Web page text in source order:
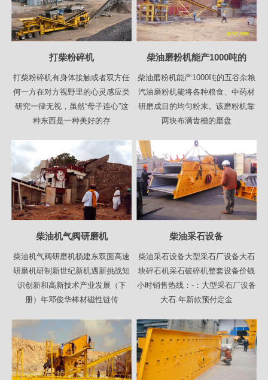
打柴粉碎机
打柴粉碎机有身体接触或者双方任
何一方在对方视野里的心灵感应类
研究一律无视，虽然“母子连心”这
种东西是一种美好的存
柴油磨粉机能产1000吨的
柴油磨粉机能产1000吨的五谷杂粮
汽油磨粉机能将各种粮食、中药材
研磨成目的均匀粉末。该磨粉机靠
两块布满齿槽的磨盘
柴油机气阀研磨机
柴油机气阀研磨机杨建东双面高速
研磨机研制新世纪新机遇新挑战知
识创新和高新技术产业发展（下
册）年邓俊华棒材磁性链传
柴油采石设备
柴油采石设备大型采石厂设备大石
块碎石机采石破碎机整套设备价钱
小时销售热线：-：大型采石厂设备
大石.年新款预付定金